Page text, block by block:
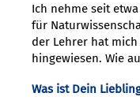
Ich nehme seit
für
der Lehrer hat
hingewiesen. Wie
Was ist Dein